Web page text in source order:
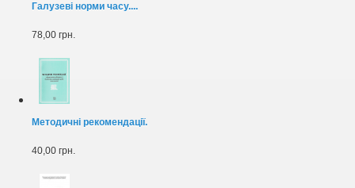
Галузеві норми часу....
78,00 грн.
Методичні рекомендації.
40,00 грн.